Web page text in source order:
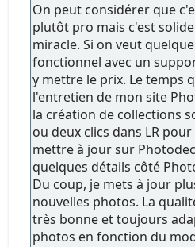
On peut considérer que
plutôt pro mais c'est
miracle. Si on veut
fonctionnel avec un
y mettre le prix. Le temps
l'entretien de mon site
la création de collections
ou deux clics dans LR
mettre à jour sur
quelques détails côté
Du coup, je mets à jour
nouvelles photos. La
très bonne et toujours
photos en fonction du